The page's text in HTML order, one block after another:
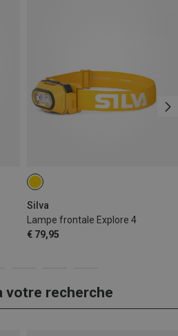
Silva
Lampe frontale Explore 4
€ 79,95
votre recherche